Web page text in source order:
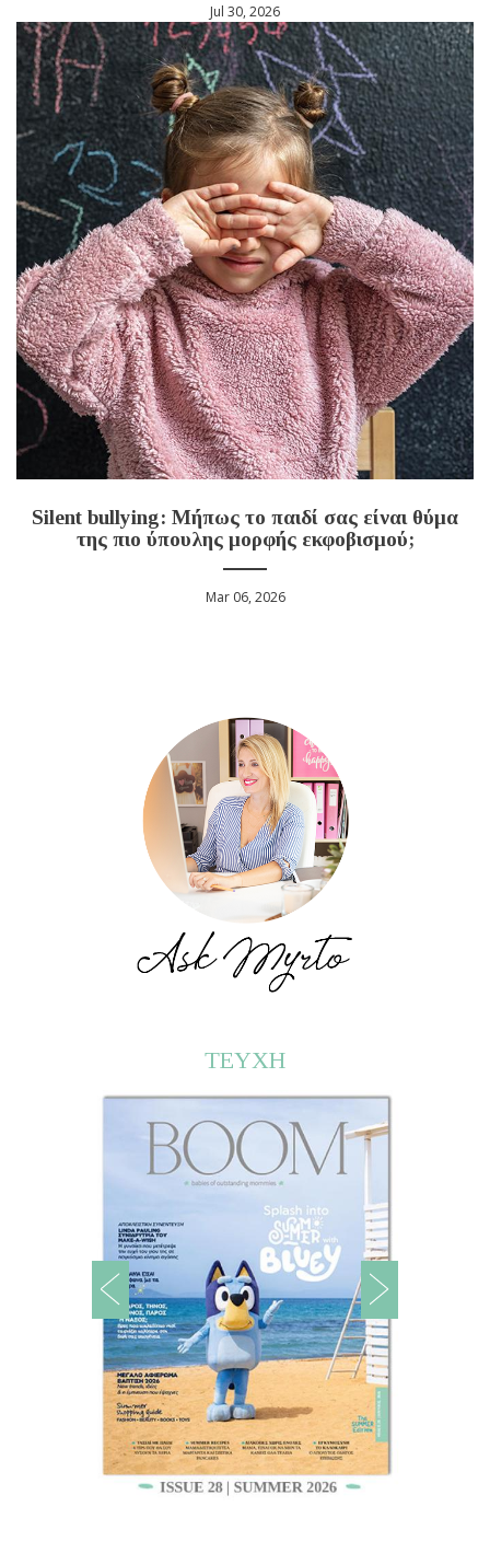
Jul 30, 2026
Silent bullying: Μήπως το παιδί σας είναι θύμα
της πιο ύπουλης μορφής εκφοβισμού;
Mar 06, 2026
ΤΕΥΧΗ